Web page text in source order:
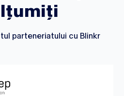
parteneriatului cu Blinkr